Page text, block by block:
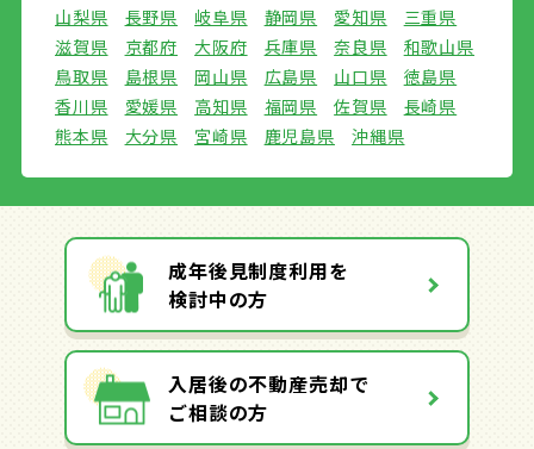
山梨県
長野県 岐阜県 静岡県 愛知県
三重県
滋賀県
京都府 大阪府 兵庫県 奈良県
和歌山県
鳥取県
島根県 岡山県 広島県 山口県
徳島県
香川県
愛媛県 高知県 福岡県 佐賀県
長崎県
熊本県
大分県 宮崎県 鹿児島県 沖縄県
成年後見制度利用を
検討中の方
入居後の不動産売却で
ご相談の方